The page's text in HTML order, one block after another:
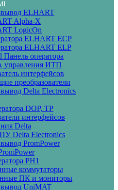
ELHART
Alpha-X
LogicOn
ELHART ECP
ELHART ELP
Панель оператора
ИТП
интерфейсов
преобразователи
Delta Electronics
DOP, TP
интерфейсов
Delta
Delta Electronics
PromPower
PH1
коммутаторы
ПК и мониторы
UniMAT